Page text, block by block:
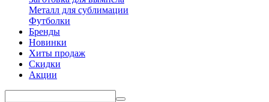
Металл для сублимации
Футболки
Бренды
Новинки
Хиты продаж
Скидки
Акции